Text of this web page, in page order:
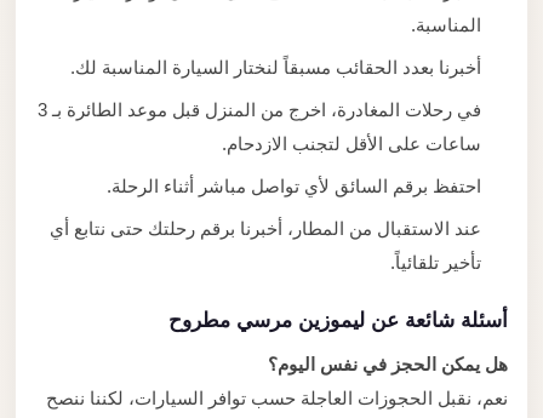
المناسبة.
أخبرنا بعدد الحقائب مسبقاً لنختار السيارة المناسبة لك.
في رحلات المغادرة، اخرج من المنزل قبل موعد الطائرة بـ 3
ساعات على الأقل لتجنب الازدحام.
احتفظ برقم السائق لأي تواصل مباشر أثناء الرحلة.
عند الاستقبال من المطار، أخبرنا برقم رحلتك حتى نتابع أي
تأخير تلقائياً.
أسئلة شائعة عن ليموزين مرسي مطروح
هل يمكن الحجز في نفس اليوم؟
نعم، نقبل الحجوزات العاجلة حسب توافر السيارات، لكننا ننصح